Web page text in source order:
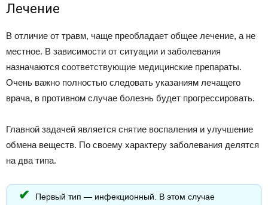
Лечение
В отличие от травм, чаще преобладает общее лечение, а не
местное. В зависимости от ситуации и заболевания
назначаются соответствующие медицинские препараты.
Очень важно полностью следовать указаниям лечащего
врача, в противном случае болезнь будет прогрессировать.
Главной задачей является снятие воспаления и улучшение
обмена веществ. По своему характеру заболевания делятся
на два типа.
Первый тип — инфекционный. В этом случае